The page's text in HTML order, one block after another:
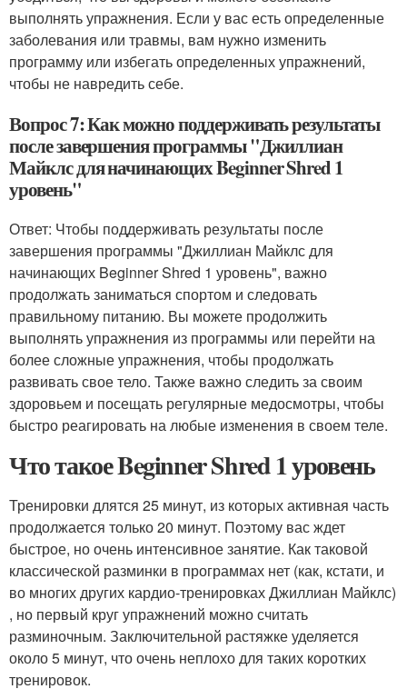
выполнять упражнения. Если у вас есть определенные
заболевания или травмы, вам нужно изменить
программу или избегать определенных упражнений,
чтобы не навредить себе.
Вопрос 7: Как можно поддерживать результаты
после завершения программы "Джиллиан
Майклс для начинающих Beginner Shred 1
уровень"
Ответ: Чтобы поддерживать результаты после
завершения программы "Джиллиан Майклс для
начинающих Beginner Shred 1 уровень", важно
продолжать заниматься спортом и следовать
правильному питанию. Вы можете продолжить
выполнять упражнения из программы или перейти на
более сложные упражнения, чтобы продолжать
развивать свое тело. Также важно следить за своим
здоровьем и посещать регулярные медосмотры, чтобы
быстро реагировать на любые изменения в своем теле.
Что такое Beginner Shred 1 уровень
Тренировки длятся 25 минут, из которых активная часть
продолжается только 20 минут. Поэтому вас ждет
быстрое, но очень интенсивное занятие. Как таковой
классической разминки в программах нет (как, кстати, и
во многих других кардио-тренировках Джиллиан Майклс)
, но первый круг упражнений можно считать
разминочным. Заключительной растяжке уделяется
около 5 минут, что очень неплохо для таких коротких
тренировок.